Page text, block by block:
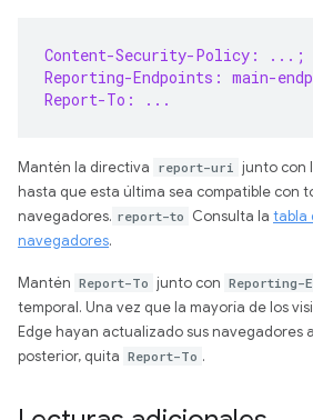
Content-Security-Policy: ...;
Reporting-Endpoints: main-
Report-To: ...
Mantén la directiva report-uri junto con
hasta que esta última sea compatible con
navegadores. report-to Consulta la tabla
navegadores.
Mantén Report-To junto con Reporting-
temporal. Una vez que la mayoría de los
Edge hayan actualizado sus navegadores
posterior, quita Report-To .